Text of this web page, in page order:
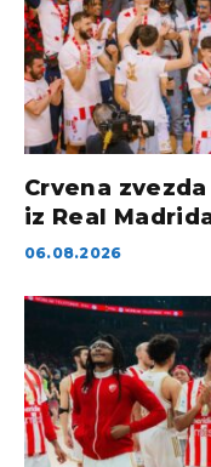
Crvena
iz Real
06.08.2026